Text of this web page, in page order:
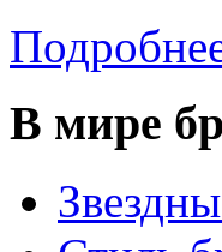
В мире